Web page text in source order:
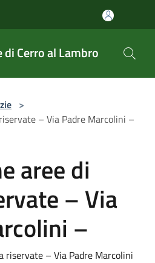
di Cerro al Lambro
>
– Via Padre Marcolini –
aree di
– Via
–
riservate – Via Padre Marcolini